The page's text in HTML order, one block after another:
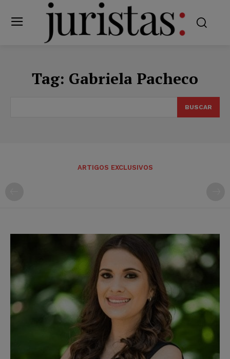
Tag: Gabriela Pacheco
BUSCAR
ARTIGOS EXCLUSIVOS